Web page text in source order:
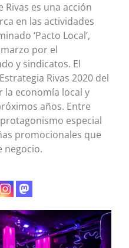
Rivas es una acción
en las actividades
‘Pacto Local’,
por el
y sindicatos. El
Rivas 2020 del
economía local y
años. Entre
especial
promocionales que
negocio.